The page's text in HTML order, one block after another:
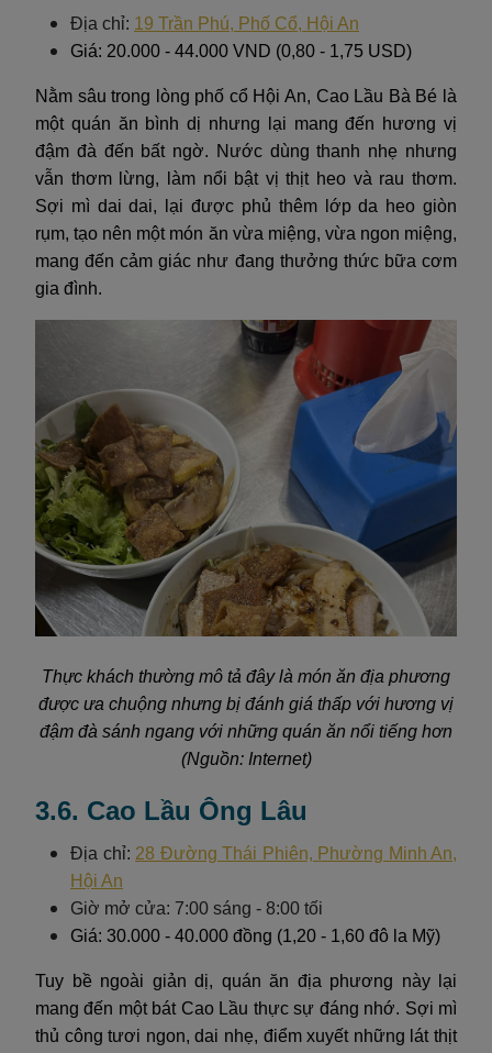
Địa chỉ: 19 Trần Phú, Phố Cổ, Hội An
Giá: 20.000 - 44.000 VND (0,80 - 1,75 USD)
Nằm sâu trong lòng phố cổ Hội An, Cao Lầu Bà Bé là
một quán ăn bình dị nhưng lại mang đến hương vị
đậm đà đến bất ngờ. Nước dùng thanh nhẹ nhưng
vẫn thơm lừng, làm nổi bật vị thịt heo và rau thơm.
Sợi mì dai dai, lại được phủ thêm lớp da heo giòn
rụm, tạo nên một món ăn vừa miệng, vừa ngon miệng,
mang đến cảm giác như đang thưởng thức bữa cơm
gia đình.
Thực khách thường mô tả đây là món ăn địa phương
được ưa chuộng nhưng bị đánh giá thấp với hương vị
đậm đà sánh ngang với những quán ăn nổi tiếng hơn
(Nguồn: Internet)
3.6. Cao Lầu Ông Lâu
Địa chỉ: 28 Đường Thái Phiên, Phường Minh An,
Hội An
Giờ mở cửa: 7:00 sáng - 8:00 tối
Giá: 30.000 - 40.000 đồng (1,20 - 1,60 đô la Mỹ)
Tuy bề ngoài giản dị, quán ăn địa phương này lại
mang đến một bát Cao Lầu thực sự đáng nhớ. Sợi mì
thủ công tươi ngon, dai nhẹ, điểm xuyết những lát thịt